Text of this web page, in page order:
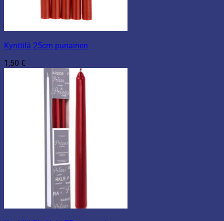
Kynttilä 25cm punainen
1,50 €